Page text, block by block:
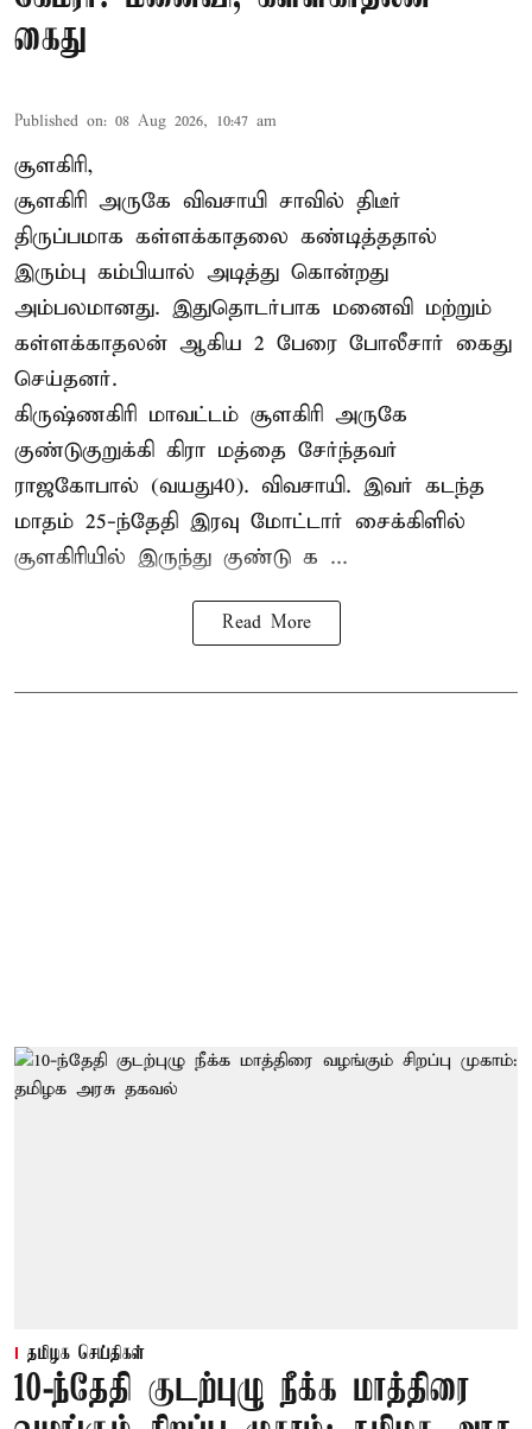
கைது
Published on: 08 Aug 2026, 10:47 am
சூளகிரி,
சூளகிரி அருகே விவசாயி சாவில் திடீர்
திருப்பமாக கள்ளக்காதலை கண்டித்ததால்
இரும்பு கம்பியால் அடித்து கொன்றது
அம்பலமானது. இதுதொடர்பாக மனைவி மற்றும்
கள்ளக்காதலன் ஆகிய 2 பேரை போலீசார் கைது
செய்தனர்.
கிருஷ்ணகிரி மாவட்டம் சூளகிரி அருகே
குண்டுகுறுக்கி கிரா மத்தை சேர்ந்தவர்
ராஜகோபால் (வயது40). விவசாயி. இவர் கடந்த
மாதம் 25-ந்தேதி இரவு மோட்டார் சைக்கிளில்
சூளகிரியில் இருந்து குண்டு க ...
Read More
தமிழக செய்திகள்
10-ந்தேதி குடற்புழு நீக்க மாத்திரை